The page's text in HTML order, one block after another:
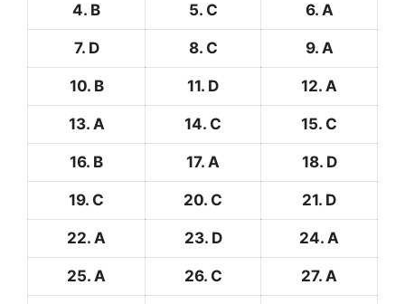
4. B 5. C 6. A
7. D 8. C 9. A
10. B 11. D 12. A
13. A 14. C 15. C
16. B 17. A 18. D
19. C 20. C 21. D
22. A 23. D 24. A
25. A 26. C 27. A